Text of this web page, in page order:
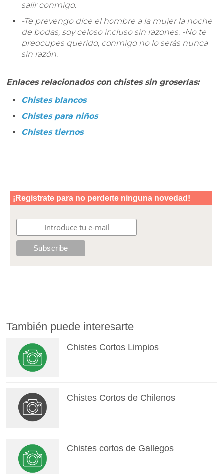
salir conmigo.
-Te prevengo dice el hombre a la mujer la noche
de bodas, soy celoso incluso sin razones. -No te
preocupes querido, conmigo no lo serás nunca
sin razón.
Enlaces relacionados con chistes sin groserías:
Chistes blancos
Chistes para niños
Chistes tiernos
También puede interesarte
Chistes Cortos Limpios
Chistes Cortos de Chilenos
Chistes cortos de Gallegos